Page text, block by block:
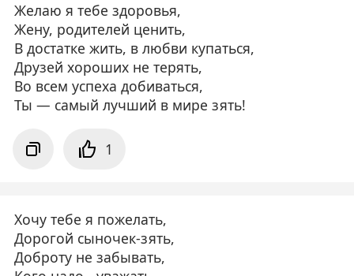
Желаю я тебе здоровья,
Жену, родителей ценить,
В достатке жить, в любви купаться,
Друзей хороших не терять,
Во всем успеха добиваться,
Ты — самый лучший в мире зять!
1
Хочу тебе я пожелать,
Дорогой сыночек-зять,
Доброту не забывать,